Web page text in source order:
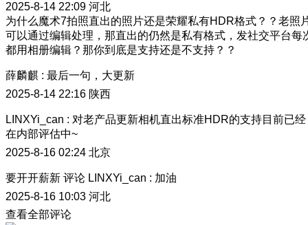
2025-8-14 22:09 河北
为什么魔术7拍照直出的照片还是荣耀私有HDR格式？？老照
可以通过编辑处理，那直出的仍然是私有格式，发社交平台每
都用相册编辑？那你到底是支持还是不支持？？
薛麟麒 : 最后一句，大更新
2025-8-14 22:16 陕西
LINXYi_can : 对老产品更新相机直出标准HDR的支持目前已经
在内部评估中~
2025-8-16 02:24 北京
要开开薪新 评论 LINXYi_can : 加油
2025-8-16 10:03 河北
查看全部评论